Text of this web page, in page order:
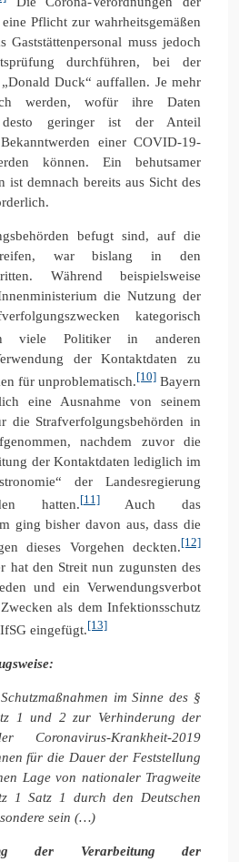
Pflicht zur wahrheitsgemäßen
Gaststättenpersonal muss jedoch
durchführen, bei der
Duck“ auffallen. Je mehr
werden, wofür ihre Daten
desto geringer ist der Anteil
einer COVID-19-
können. Ein behutsamer
ist demnach bereits aus Sicht des
befugt sind, auf die
war bislang in den
Während beispielsweise
die Nutzung der
kategorisch
viele Politiker in anderen
der Kontaktdaten zu
für unproblematisch.[10] Bayern
eine Ausnahme von seinem
die Strafverfolgungsbehörden in
nachdem zuvor die
der Kontaktdaten lediglich im
der Landesregierung
hatten.[11]
Auch das
ging bisher davon aus, dass die
dieses Vorgehen deckten.[12]
hat den Streit nun zugunsten des
und ein Verwendungsverbot
als dem Infektionsschutz
eingefügt.[13]
im Sinne des §
1 und 2 zur Verhinderung der
Coronavirus-Krankheit-2019
für die Dauer der Feststellung
Lage von nationaler Tragweite
1 Satz 1 durch den Deutschen
sein (…)
der Verarbeitung der